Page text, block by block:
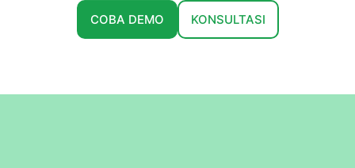
COBA DEMO KONSULTASI